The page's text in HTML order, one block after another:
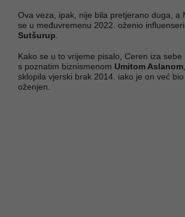
Ova veza, ipak, nije bila pretjerano duga, a
se u međuvremenu 2022. oženio
Sutšurup.
Kako se u to vrijeme pisalo, Ceren iza sebe
s poznatim biznismenom Umitom Aslanom
sklopila vjerski brak 2014. iako je on već
oženjen.